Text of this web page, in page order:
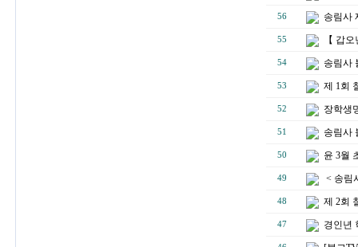
56 송림사
55 【 갑
54 송림사
53 제 1회
52 장학생
51 송림사
50 윤 3월
49 < 송림
48 제 2회
47 경인년